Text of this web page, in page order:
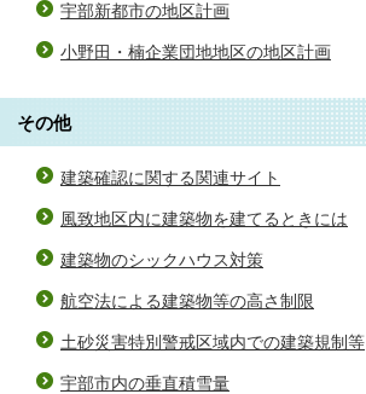
宇部新都市の地区計画
小野田・楠企業団地地区の地区計画
その他
建築確認に関する関連サイト
風致地区内に建築物を建てるときには
建築物のシックハウス対策
航空法による建築物等の高さ制限
土砂災害特別警戒区域内での建築規制等
宇部市内の垂直積雪量